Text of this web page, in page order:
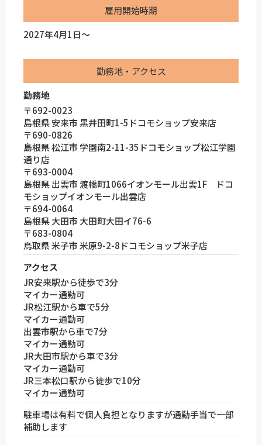
雇用開始時期
2027年4月1日～
勤務地・アクセス
勤務地
〒692-0023
島根県 安来市 黒井田町1-5ドコモショップ安来店
〒690-0826
島根県 松江市 学園南2-11-35ドコモショップ松江学園
通り店
〒693-0004
島根県 出雲市 渡橋町1066イオンモール出雲1F ドコ
モショップイオンモール出雲店
〒694-0064
島根県 大田市 大田町大田イ76-6
〒683-0804
鳥取県 米子市 米原9-2-8ドコモショップ米子店
アクセス
JR安来駅から徒歩で3分
マイカー通勤可
JR松江駅から車で5分
マイカー通勤可
出雲市駅から車で7分
マイカー通勤可
JR大田市駅から車で3分
マイカー通勤可
JR三本松口駅から徒歩で10分
マイカー通勤可
駐車場は有料で個人負担となりますが通勤手当で一部
補助します